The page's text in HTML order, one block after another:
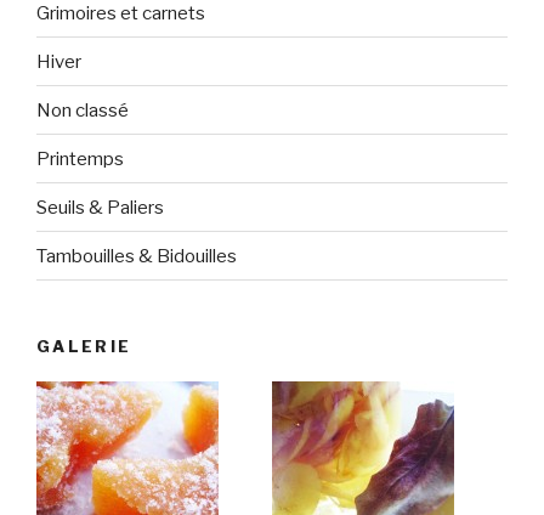
Grimoires et carnets
Hiver
Non classé
Printemps
Seuils & Paliers
Tambouilles & Bidouilles
GALERIE